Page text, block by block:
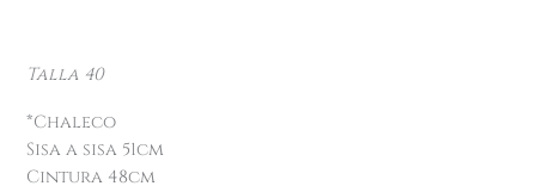
Talla 40
*Chaleco
Sisa a sisa 51cm
Cintura 48cm